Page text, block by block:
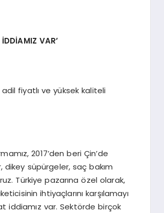
İDDİAMIZ VAR’
fiyatlı ve yüksek kaliteli
2017’den beri Çin’de
süpürgeler, saç bakım
Türkiye pazarına özel olarak,
ihtiyaçlarını karşılamayı
iddiamız var. Sektörde birçok